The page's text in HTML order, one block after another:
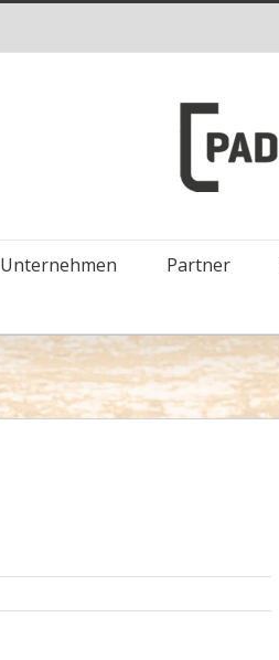
Unternehmen Partner